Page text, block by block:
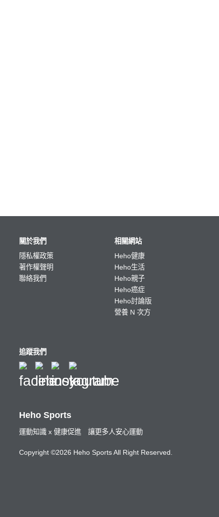
Heho Sports
運動知識 x 健康促進 讓更多人安心運動
Copyright ©2026 Heho Sports All Right Reserved.
關於我們
隱私權政策
著作權聲明
聯絡我們
相關網站
Heho健康
Heho生活
Heho親子
Heho癌症
Heho討論版
營養 N 次方
追蹤我們